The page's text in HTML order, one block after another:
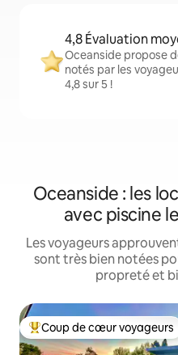
4,8 Évaluation
Oceanside propose
notés par les
4,8 sur 5 !
Oceanside : les
avec piscine
Les voyageurs
sont très bien notées
propreté et
Coups de cœur voyageurs
Coup de cœur voyageurs